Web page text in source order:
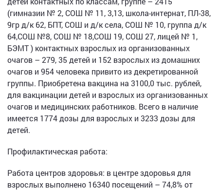
(гимназии № 2, СОШ № 11, 3,13, школа-интернат, ПЛ-38,
9гр д/к 62, БПТ, СОШ и д/к села, СОШ № 10, группа д/к
64,СОШ №8, СОШ № 18,СОШ 19, СОШ 27, лицей № 1,
БЭМТ ) контактных взрослых из организованных
очагов – 279, 35 детей и 152 взрослых из домашних
очагов и 954 человека привито из декретированной
группы. Приобретена вакцина на 3100,0 тыс. рублей,
для вакцинации детей и взрослых из организованных
очагов и медицинских работников. Всего в наличие
имеется 1774 дозы для взрослых и 3233 дозы для
детей.
Профилактическая работа:
Работа центров здоровья: в центре здоровья для
взрослых выполнено 16340 посещений – 74,8% от